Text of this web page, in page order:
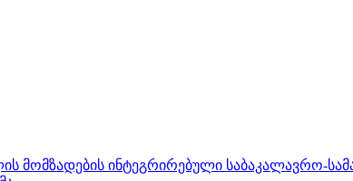
მომზადების ინტეგრირებული საბაკალავრო-